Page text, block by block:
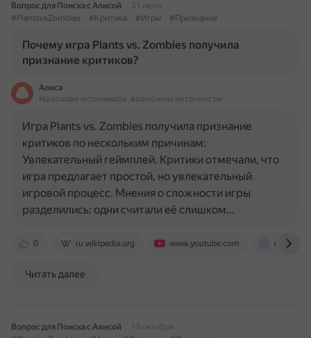
Вопрос для Поиска с Алисой
21 июля
#PlantsvsZombies
#Критика #Игры #Признание
Почему игра Plants vs. Zombies получила
признание критиков?
Алиса
На основе источников, возможны неточности
0 ru.wikipedia.org www.youtube.com
Игра Plants vs. Zombies получила признание
критиков по нескольким причинам:
Увлекательный геймплей. Критики отмечали, что
игра предлагает простой, но увлекательный
игровой процесс. Мнения о сложности игры
разделились: одни считали её слишком…
Читать далее
Вопрос для Поиска с Алисой
18 октября